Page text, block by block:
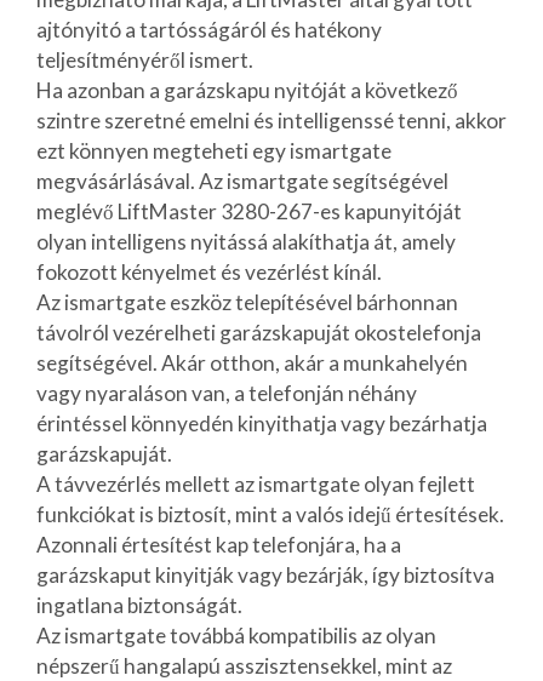
ajtónyitó a tartósságáról és hatékony
teljesítményéről ismert.
Ha azonban a garázskapu nyitóját a következő
szintre szeretné emelni és intelligenssé tenni, akkor
ezt könnyen megteheti egy ismartgate
megvásárlásával. Az ismartgate segítségével
meglévő LiftMaster 3280-267-es kapunyitóját
olyan intelligens nyitássá alakíthatja át, amely
fokozott kényelmet és vezérlést kínál.
Az ismartgate eszköz telepítésével bárhonnan
távolról vezérelheti garázskapuját okostelefonja
segítségével. Akár otthon, akár a munkahelyén
vagy nyaraláson van, a telefonján néhány
érintéssel könnyedén kinyithatja vagy bezárhatja
garázskapuját.
A távvezérlés mellett az ismartgate olyan fejlett
funkciókat is biztosít, mint a valós idejű értesítések.
Azonnali értesítést kap telefonjára, ha a
garázskaput kinyitják vagy bezárják, így biztosítva
ingatlana biztonságát.
Az ismartgate továbbá kompatibilis az olyan
népszerű hangalapú asszisztensekkel, mint az